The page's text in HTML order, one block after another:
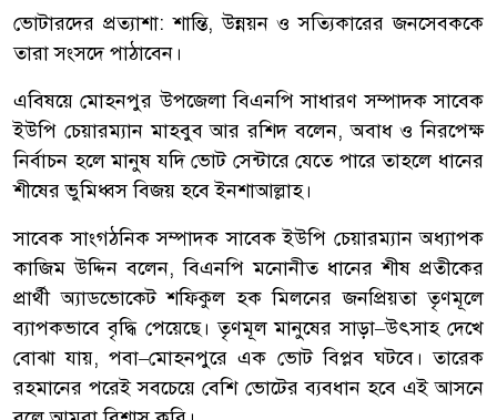
ভোটারদের প্রত্যাশা: শান্তি, উন্নয়ন ও সত্যিকারের জনসেবককে
তারা সংসদে পাঠাবেন।
এবিষয়ে মোহনপুর উপজেলা বিএনপি সাধারণ সম্পাদক সাবেক
ইউপি চেয়ারম্যান মাহবুব আর রশিদ বলেন, অবাধ ও নিরপেক্ষ
নির্বাচন হলে মানুষ যদি ভোট সেন্টারে যেতে পারে তাহলে ধানের
শীষের ভুমিধ্বস বিজয় হবে ইনশাআল্লাহ।
সাবেক সাংগঠনিক সম্পাদক সাবেক ইউপি চেয়ারম্যান অধ্যাপক
কাজিম উদ্দিন বলেন, বিএনপি মনোনীত ধানের শীষ প্রতীকের
প্রার্থী অ্যাডভোকেট শফিকুল হক মিলনের জনপ্রিয়তা তৃণমূলে
ব্যাপকভাবে বৃদ্ধি পেয়েছে। তৃণমূল মানুষের সাড়া–উৎসাহ দেখে
বোঝা যায়, পবা–মোহনপুরে এক ভোট বিপ্লব ঘটবে। তারেক
রহমানের পরেই সবচেয়ে বেশি ভোটের ব্যবধান হবে এই আসনে